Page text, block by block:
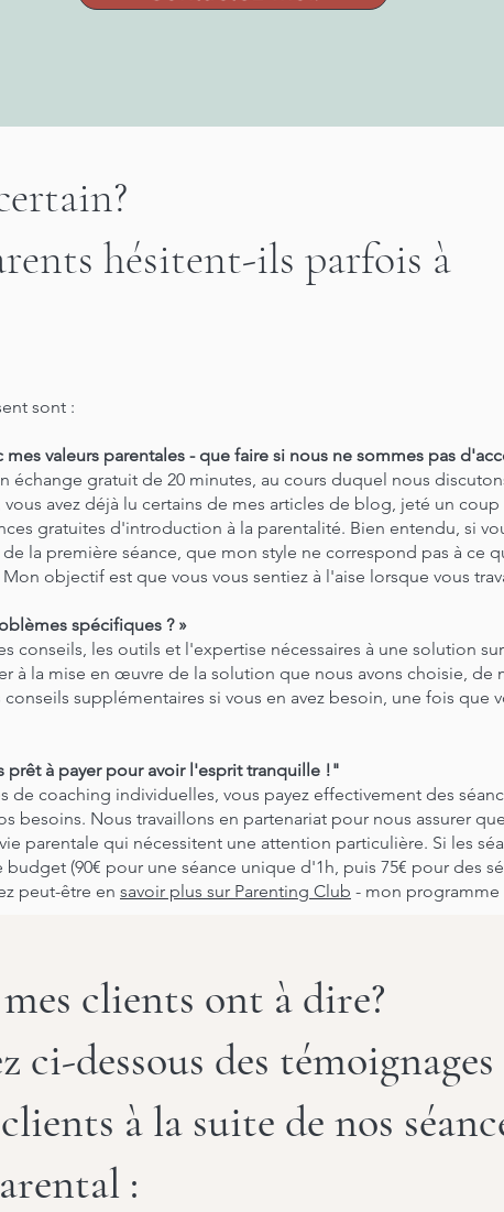
hésitent-ils parfois à
sont :
mes valeurs parentales - que faire si nous ne sommes pas
échange gratuit de 20 minutes, au cours duquel nous
avez déjà lu certains de mes articles de blog, jeté un
gratuites d'introduction à la parentalité. Bien entendu, si
la première séance, que mon style ne correspond pas à ce
objectif est que vous vous sentiez à l'aise lorsque vous
spécifiques ? »
conseils, les outils et l'expertise nécessaires à une solution
à la mise en œuvre de la solution que nous avons choisie, de
supplémentaires si vous en avez besoin, une fois que
prêt à payer pour avoir l'esprit tranquille !"
de coaching individuelles, vous payez effectivement des
besoins. Nous travaillons en partenariat pour nous assurer
parentale qui nécessitent une attention particulière. Si les
(90€ pour une séance unique d'1h, puis 75€ pour des
peut-être en savoir plus sur Parenting Club - mon
clients ont à dire?
ci-dessous des témoignages
à la suite de nos
: